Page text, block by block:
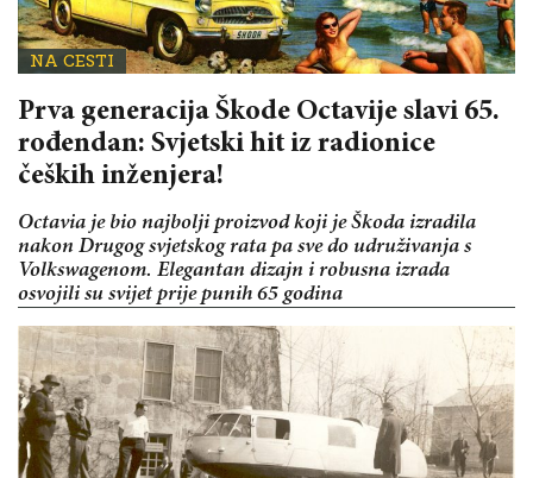
NA CESTI
Prva generacija Škode Octavije slavi 65.
rođendan: Svjetski hit iz radionice
čeških inženjera!
Octavia je bio najbolji proizvod koji je Škoda izradila
nakon Drugog svjetskog rata pa sve do udruživanja s
Volkswagenom. Elegantan dizajn i robusna izrada
osvojili su svijet prije punih 65 godina